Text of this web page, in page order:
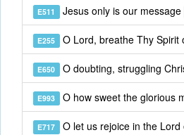
E511 Jesus only is our message
E255 O Lord, breathe Thy Spirit
E650 O doubting, struggling
E993 O how sweet the glorious
E717 O let us rejoice in the Lord